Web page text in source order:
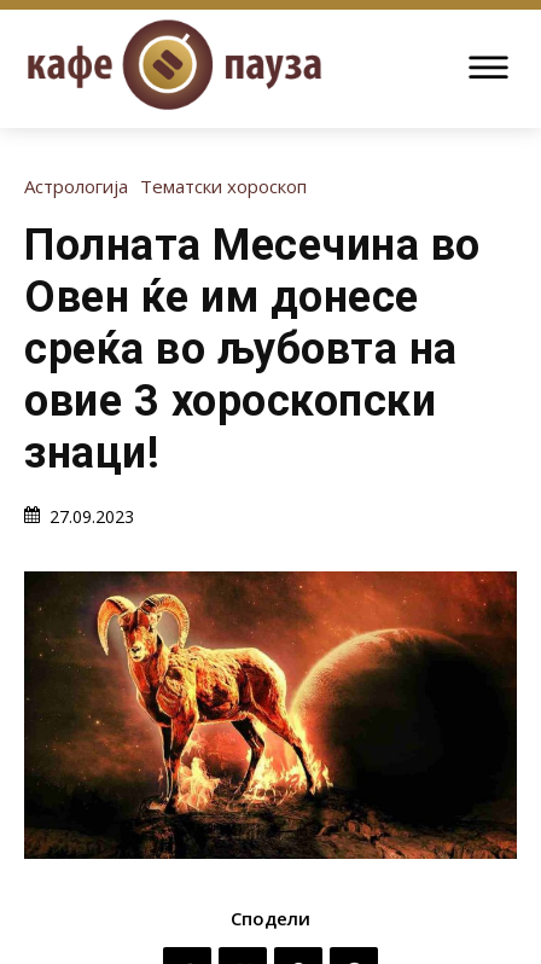
Астрологија Тематски хороскоп
Полната Месечина во
Овен ќе им донесе
среќа во љубовта на
овие 3 хороскопски
знаци!
27.09.2023
Сподели